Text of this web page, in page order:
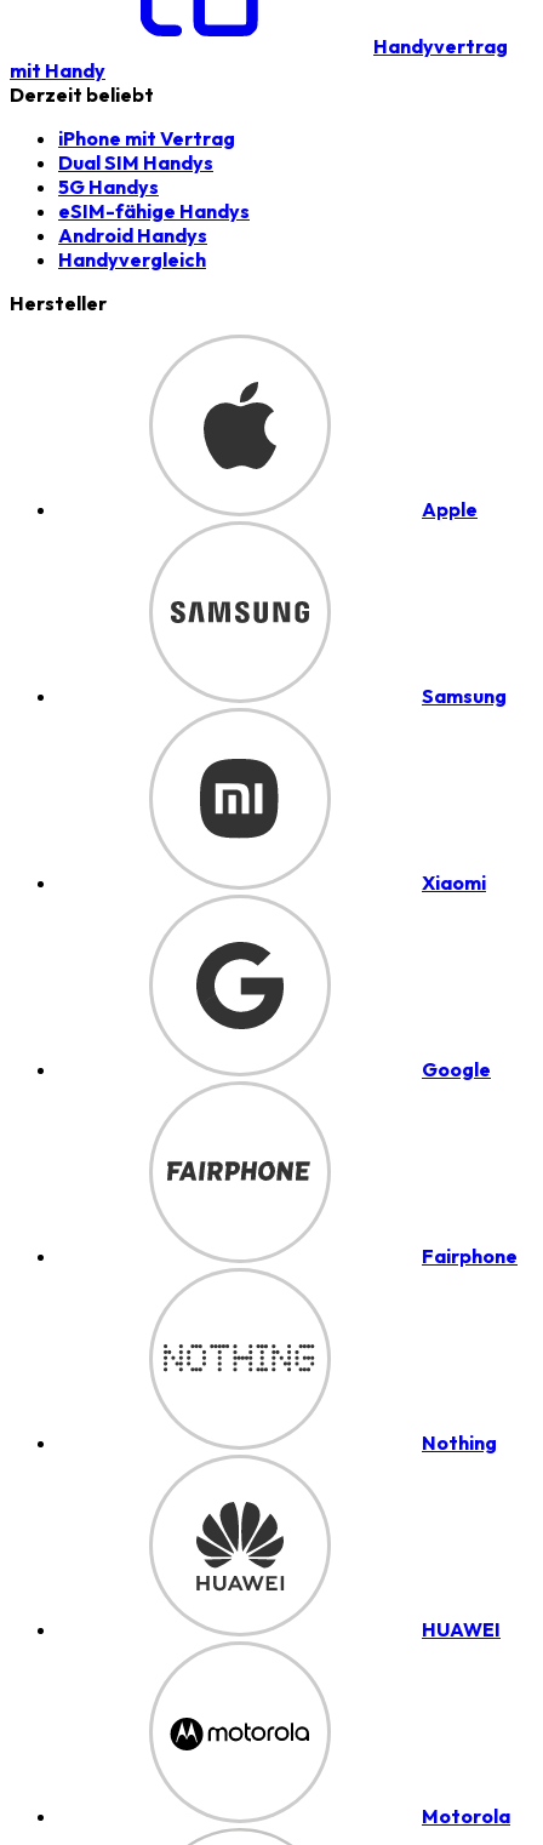
Handyvertrag
mit Handy
Derzeit beliebt
iPhone mit Vertrag
Dual SIM Handys
5G Handys
eSIM-fähige Handys
Android Handys
Handyvergleich
Hersteller
Apple
Samsung
Xiaomi
Google
Fairphone
Nothing
HUAWEI
Motorola